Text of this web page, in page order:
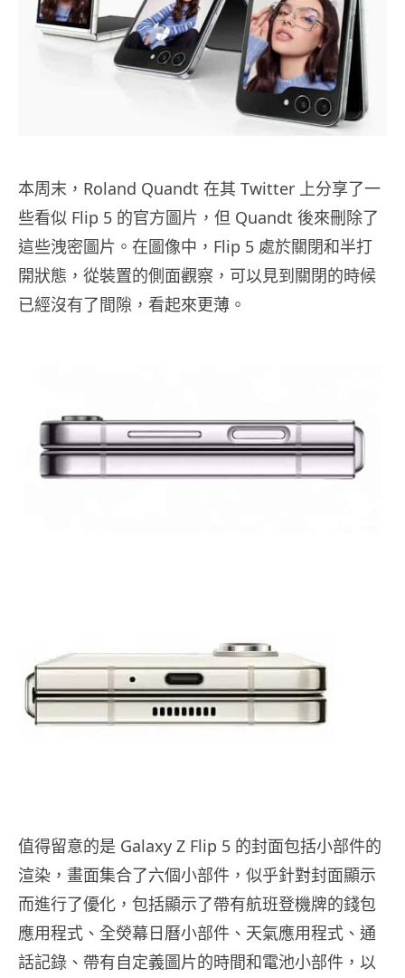
本周末，Roland Quandt 在其 Twitter 上分享了一
些看似 Flip 5 的官方圖片，但 Quandt 後來刪除了
這些洩密圖片。在圖像中，Flip 5 處於關閉和半打
開狀態，從裝置的側面觀察，可以見到關閉的時候
已經沒有了間隙，看起來更薄。
值得留意的是 Galaxy Z Flip 5 的封面包括小部件的
渲染，畫面集合了六個小部件，似乎針對封面顯示
而進行了優化，包括顯示了帶有航班登機牌的錢包
應用程式、全熒幕日曆小部件、天氣應用程式、通
話記錄、帶有自定義圖片的時間和電池小部件，以